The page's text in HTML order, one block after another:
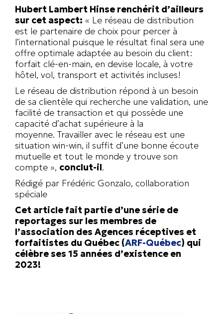
Hubert Lambert Hinse renchérit d’ailleurs
sur cet aspect: « Le réseau de distribution
est le partenaire de choix pour percer à
l’international puisque le résultat final sera une
offre optimale adaptée au besoin du client:
forfait clé-en-main, en devise locale, à votre
hôtel, vol, transport et activités incluses!
Le réseau de distribution répond à un besoin
de sa clientèle qui recherche une validation, une
facilité de transaction et qui possède une
capacité d’achat supérieure à la
moyenne. Travailler avec le réseau est une
situation win-win, il suffit d’une bonne écoute
mutuelle et tout le monde y trouve son
compte », conclut-il.
Rédigé par Frédéric Gonzalo, collaboration
spéciale
Cet article fait partie d’une série de
reportages sur les membres de
l’association des Agences réceptives et
forfaitistes du Québec (ARF-Québec) qui
célèbre ses 15 années d’existence en
2023!